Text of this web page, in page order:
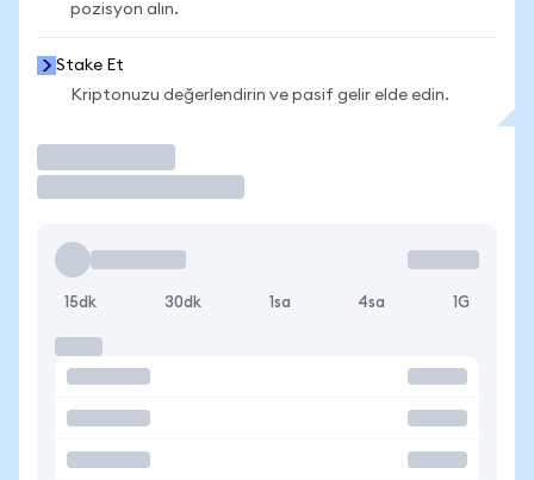
pozisyon alın.
Stake Et
Kriptonuzu değerlendirin ve pasif gelir elde edin.
15dk 30dk 1sa 4sa 1G